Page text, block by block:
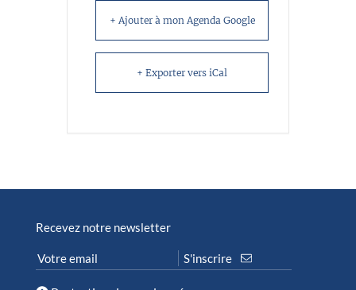
+ Ajouter à mon Agenda Google
+ Exporter vers iCal
Recevez notre newsletter